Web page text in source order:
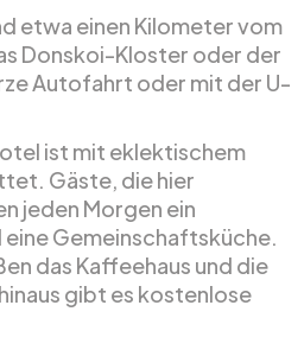
etwa einen Kilometer vom
Donskoi-Kloster oder der
Autofahrt oder mit der U-
ist mit eklektischem
Gäste, die hier
jeden Morgen ein
Gemeinschaftsküche.
das Kaffeehaus und die
gibt es kostenlose